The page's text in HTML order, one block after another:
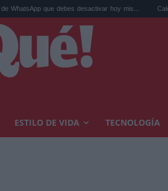
que debes desactivar hoy mis... Calor extremo
ESTILO DE VIDA TECNOLOGÍA